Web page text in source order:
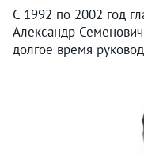
С 1992 по 2002 год
Александр
долгое время